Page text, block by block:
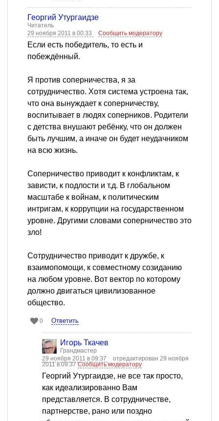
Георгий Утургаидзе
Читатель
29 ноября 2011 в 00:33
Сообщить модератору
Если есть победитель, то есть и
побеждённый.
Я против соперничества, я за
сотрудничество. Хотя система устроена так,
что она вынуждает к соперничеству,
воспитывает в людях соперников. Родители
с детства внушают ребёнку, что он должен
быть лучшим, а иначе он будет неудачником
на всю жизнь.
Соперничество приводит к конфликтам, к
зависти, к подлости и т.д. В глобальном
масштабе к войнам, к политическим
интригам, к коррупции на государственном
уровне. Другими словами соперничество это
зло!
Сотрудничество приводит к дружбе, к
взаимопомощи, к совместному созиданию
на любом уровне. Вот вектор по которому
должно двигаться цивилизованное
общество.
0 Ответить
Игорь Ткачев
Грандмастер
29 ноября 2011 в 09:37
отредактирован 29 ноября
2011 в 09:37Сообщить модератору
Георгий Утургаидзе, не все так просто,
как идеализированно Вам
представляется. В сотрудничестве,
партнерстве, рано или поздно